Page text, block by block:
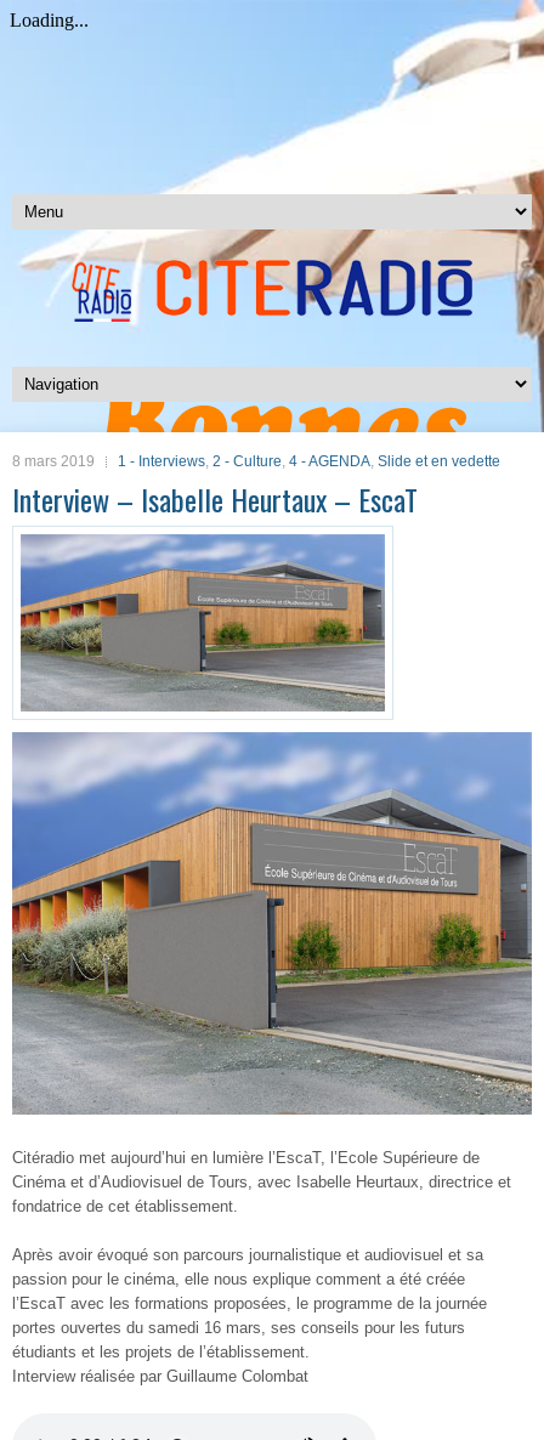
8 mars 2019 1 - Interviews, 2 - Culture, 4 - AGENDA, Slide et en vedette
Interview – Isabelle Heurtaux – EscaT
Citéradio met aujourd’hui en lumière l’EscaT, l’Ecole Supérieure de
Cinéma et d’Audiovisuel de Tours, avec Isabelle Heurtaux, directrice et
fondatrice de cet établissement.
Après avoir évoqué son parcours journalistique et audiovisuel et sa
passion pour le cinéma, elle nous explique comment a été créée
l’EscaT avec les formations proposées, le programme de la journée
portes ouvertes du samedi 16 mars, ses conseils pour les futurs
étudiants et les projets de l’établissement.
Interview réalisée par Guillaume Colombat